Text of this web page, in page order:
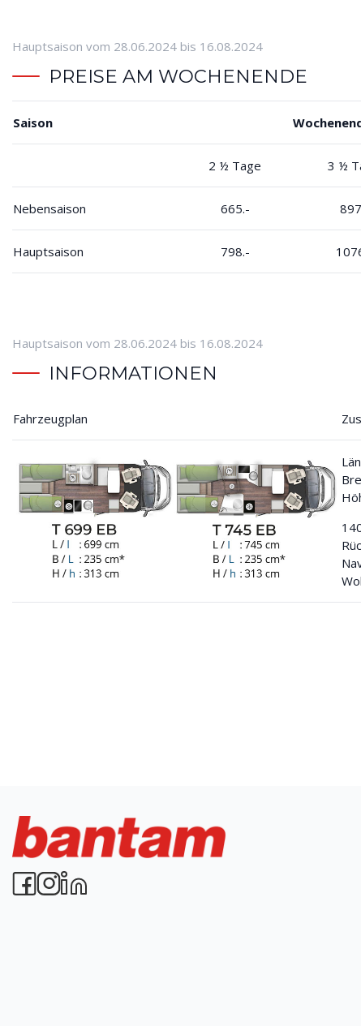
Hauptsaison vom 28.06.2024 bis 16.08.2024
PREISE AM WOCHENENDE
Saison
2 ½ Tage 3 ½
Nebensaison 665.-
Hauptsaison 798.-
Hauptsaison vom 28.06.2024 bis 16.08.2024
INFORMATIONEN
Fahrzeugplan